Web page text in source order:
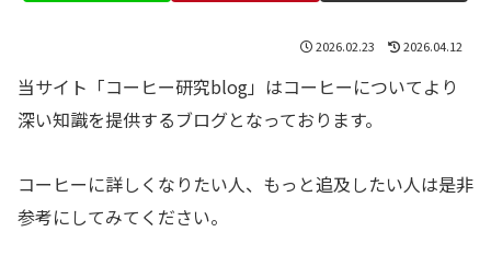
2026.02.23 2026.04.12
当サイト「コーヒー研究blog」はコーヒーについてより
深い知識を提供するブログとなっております。
コーヒーに詳しくなりたい人、もっと追及したい人は是非
参考にしてみてください。